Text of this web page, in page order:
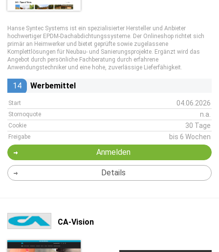
Hanse Syntec Systems ist ein spezialisierter Hersteller und Anbieter
hochwertiger EPDM‑Dachabdichtungssysteme. Der Onlineshop richtet sich
primär an Heimwerker und bietet geprüfte sowie zugelassene
Komplettlösungen für Neubau‑ und Sanierungsprojekte. Ergänzt wird das
Angebot durch persönliche Fachberatung durch erfahrene
Anwendungstechniker und eine hohe, zuverlässige Lieferfähigkeit.
14 Werbemittel
Start 04.06.2026
Stornoquote n.a.
Cookie 30 Tage
Freigabe bis 6 Wochen
Anmelden
Details
CA-Vision